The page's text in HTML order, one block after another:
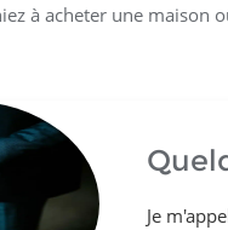
à acheter une maison
Je